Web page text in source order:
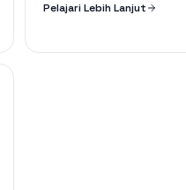
Pelajari Lebih Lanjut